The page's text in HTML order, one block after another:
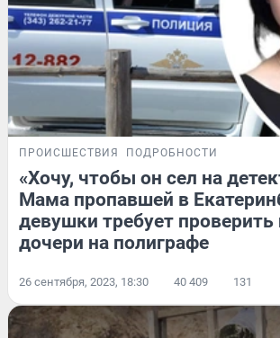
ПРОИСШЕСТВИЯ ПОДРОБНОСТИ
«Хочу, чтобы он сел на
Мама пропавшей в
девушки требует проверить
дочери на полиграфе
26 сентября, 2023, 18:30 40 409 131